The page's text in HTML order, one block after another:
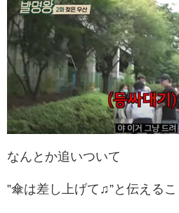
なんとか追いついて
”傘は差し上げて♫”と伝えるこ